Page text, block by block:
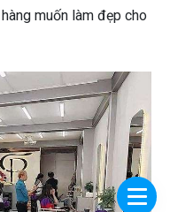
muốn làm đẹp cho